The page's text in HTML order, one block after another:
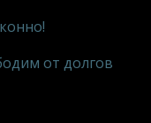
от долгов